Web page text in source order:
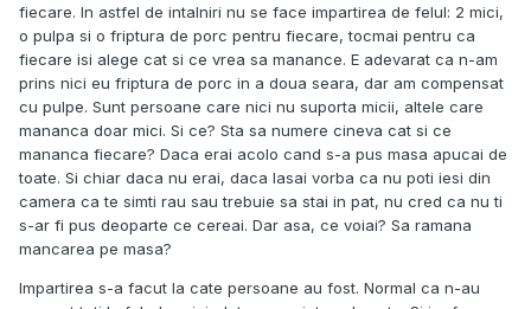
fiecare. In astfel de intalniri nu se face impartirea de felul: 2 mici,
o pulpa si o friptura de porc pentru fiecare, tocmai pentru ca
fiecare isi alege cat si ce vrea sa manance. E adevarat ca n-am
prins nici eu friptura de porc in a doua seara, dar am compensat
cu pulpe. Sunt persoane care nici nu suporta micii, altele care
mananca doar mici. Si ce? Sta sa numere cineva cat si ce
mananca fiecare? Daca erai acolo cand s-a pus masa apucai de
toate. Si chiar daca nu erai, daca lasai vorba ca nu poti iesi din
camera ca te simti rau sau trebuie sa stai in pat, nu cred ca nu ti
s-ar fi pus deoparte ce cereai. Dar asa, ce voiai? Sa ramana
mancarea pe masa?
Impartirea s-a facut la cate persoane au fost. Normal ca n-au